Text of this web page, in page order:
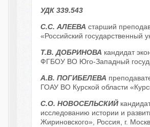
УДК 339.543
С.С. АЛЕЕВА старший
«Российский государственный
Т.В. ДОБРИНОВА кандидат
ФГБОУ ВО Юго-Западный
А.В. ПОГИБЕЛЕВА
ГОАУ ВО Курской области
С.О. НОВОСЕЛЬСКИЙ
исследованию истории и
Жириновского», Россия, г.